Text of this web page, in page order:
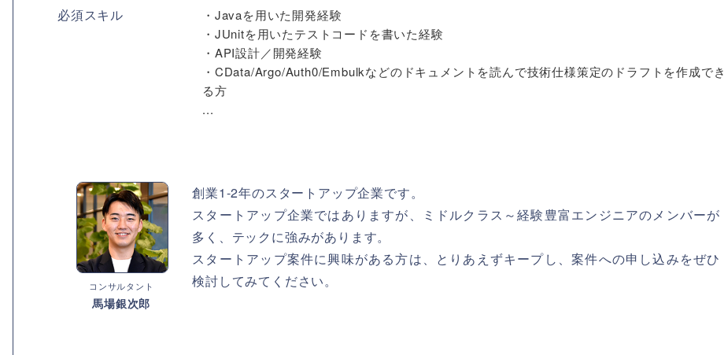
必須スキル
・Javaを用いた開発経験
・JUnitを用いたテストコードを書いた経験
・API設計／開発経験
・CData/Argo/Auth0/Embulkなどのドキュメントを読んで技術仕様策定のドラフトを作成でき
る方
...
コンサルタント
馬場銀次郎
創業1-2年のスタートアップ企業です。
スタートアップ企業ではありますが、ミドルクラス～経験豊富エンジニアのメンバーが
多く、テックに強みがあります。
スタートアップ案件に興味がある方は、とりあえずキープし、案件への申し込みをぜひ
検討してみてください。